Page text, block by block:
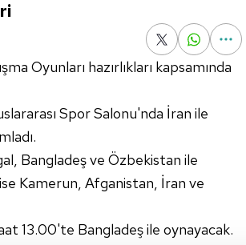
Oyunları hazırlıkları kapsamında
Spor Salonu'nda İran ile
Bangladeş ve Özbekistan ile
Kamerun, Afganistan, İran ve
13.00'te Bangladeş ile oynayacak.